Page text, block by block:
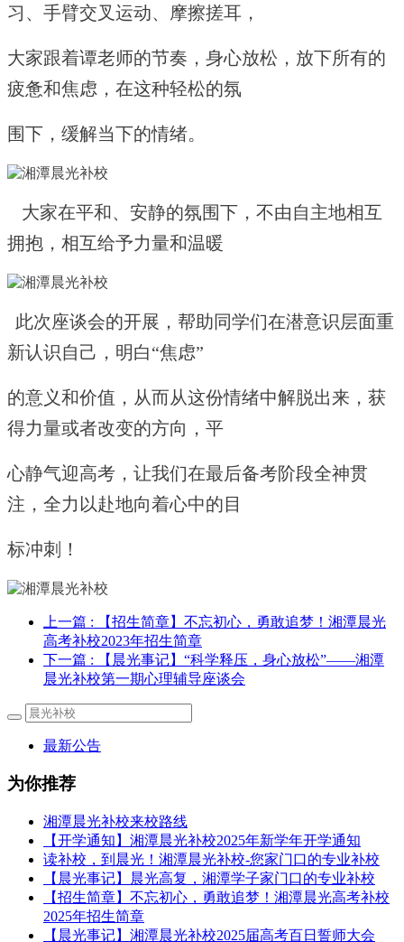
习、手臂交叉运动、摩擦搓耳，
大家跟着谭老师的节奏，身心放松，放下所有的
疲惫和焦虑，在这种轻松的氛
围下，缓解当下的情绪。
大家在平和、安静的氛围下，不由自主地相互
拥抱，相互给予力量和温暖
此次座谈会的开展，帮助同学们在潜意识层面重
新认识自己，明白“焦虑”
的意义和价值，从而从这份情绪中解脱出来，获
得力量或者改变的方向，平
心静气迎高考，让我们在最后备考阶段全神贯
注，全力以赴地向着心中的目
标冲刺！
上一篇 : 【招生简章】不忘初心，勇敢追梦！湘潭晨光
高考补校2023年招生简章
下一篇 : 【晨光事记】“科学释压，身心放松”——湘潭
晨光补校第一期心理辅导座谈会
最新公告
为你推荐
湘潭晨光补校来校路线
【开学通知】湘潭晨光补校2025年新学年开学通知
读补校，到晨光！湘潭晨光补校-您家门口的专业补校
【晨光事记】晨光高复，湘潭学子家门口的专业补校
【招生简章】不忘初心，勇敢追梦！湘潭晨光高考补校
2025年招生简章
【晨光事记】湘潭晨光补校2025届高考百日誓师大会